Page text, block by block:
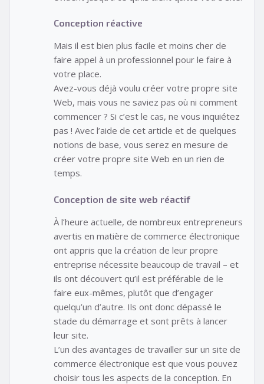
Conception réactive
Mais il est bien plus facile et moins cher de
faire appel à un professionnel pour le faire à
votre place.
Avez-vous déjà voulu créer votre propre site
Web, mais vous ne saviez pas où ni comment
commencer ? Si c’est le cas, ne vous inquiétez
pas ! Avec l’aide de cet article et de quelques
notions de base, vous serez en mesure de
créer votre propre site Web en un rien de
temps.
Conception de site web réactif
À l’heure actuelle, de nombreux entrepreneurs
avertis en matière de commerce électronique
ont appris que la création de leur propre
entreprise nécessite beaucoup de travail – et
ils ont découvert qu’il est préférable de le
faire eux-mêmes, plutôt que d’engager
quelqu’un d’autre. Ils ont donc dépassé le
stade du démarrage et sont prêts à lancer
leur site.
L’un des avantages de travailler sur un site de
commerce électronique est que vous pouvez
choisir tous les aspects de la conception. En